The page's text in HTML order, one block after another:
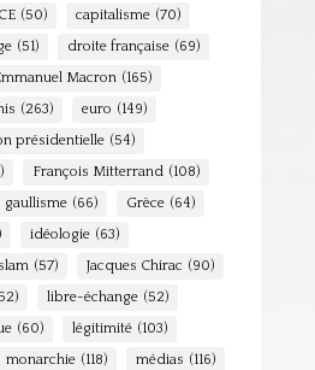
(50) capitalisme (70)
(51) droite française (69)
Macron (165)
(263) euro (149)
présidentielle (54)
François Mitterrand (108)
gaullisme (66) Grèce (64)
idéologie (63)
(57) Jacques Chirac (90)
libre-échange (52)
(60) légitimité (103)
monarchie (118) médias (116)